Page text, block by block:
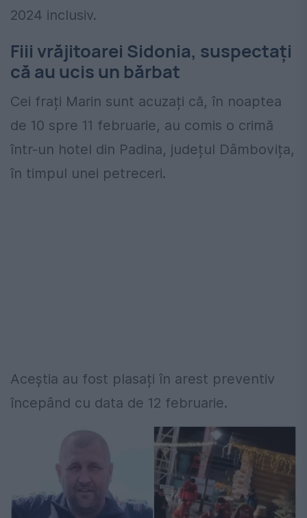
2024 inclusiv.
Fiii vrăjitoarei Sidonia, suspectați
că au ucis un bărbat
Cei frați Marin sunt acuzați că, în noaptea
de 10 spre 11 februarie, au comis o crimă
într-un hotel din Padina, județul Dâmbovița,
în timpul unei petreceri.
Aceștia au fost plasați în arest preventiv
începând cu data de 12 februarie.